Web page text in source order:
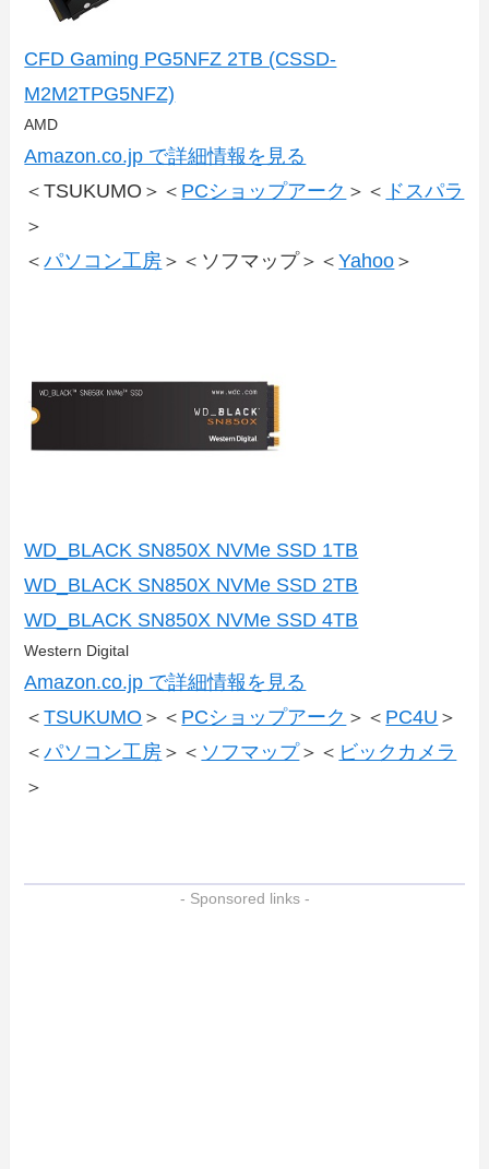
CFD Gaming PG5NFZ 2TB (CSSD-
M2M2TPG5NFZ)
AMD
Amazon.co.jp で詳細情報を見る
＜TSUKUMO＞＜ PCショップアーク ＞＜ ドスパラ
＞
＜パソコン工房 ＞＜ソフマップ＞＜Yahoo ＞
WD_BLACK SN850X NVMe SSD 1TB
WD_BLACK SN850X NVMe SSD 2TB
WD_BLACK SN850X NVMe SSD 4TB
Western Digital
Amazon.co.jp で詳細情報を見る
＜TSUKUMO ＞＜ PCショップアーク ＞＜ PC4U ＞
＜パソコン工房 ＞＜ ソフマップ＞＜ ビックカメラ
＞
- Sponsored links -